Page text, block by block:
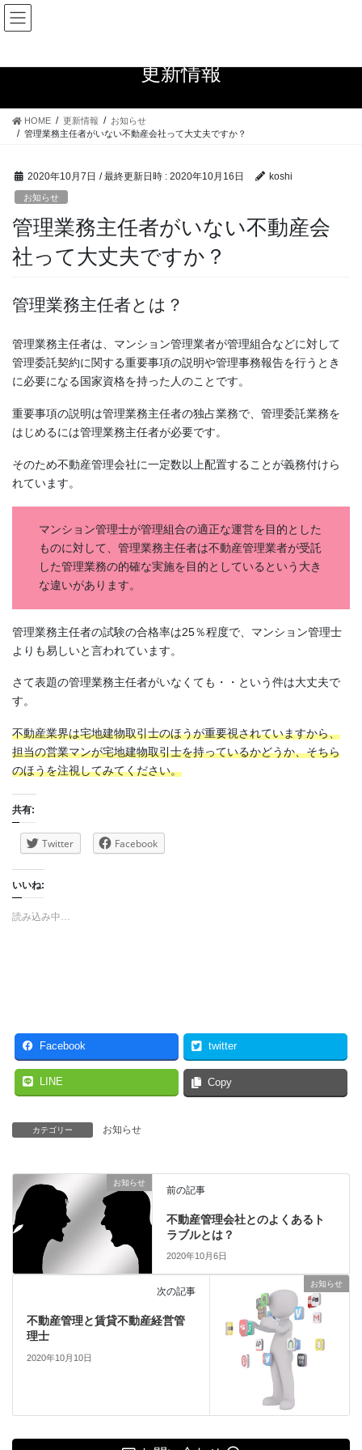
コ
ン
ス
ナ
ビ
ン
更新情報
HOME 更新情報
お知らせ
管理業務主任者がいない不動産会社って大丈夫ですか？
2020年10月7日 / 最終更新日時 : 2020年10月16日 koshi
お知らせ
管理業務主任者がいない不動産会
社って大丈夫ですか？
管理業務主任者とは？
管理業務主任者は、マンション管理業者が管理組合などに対して
管理委託契約に関する重要事項の説明や管理事務報告を行うとき
に必要になる国家資格を持った人のことです。
重要事項の説明は管理業務主任者の独占業務で、管理委託業務を
はじめるには管理業務主任者が必要です。
そのため不動産管理会社に一定数以上配置することが義務付けら
れています。
マンション管理士が管理組合の適正な運営を目的とした
ものに対して、管理業務主任者は不動産管理業者が受託
した管理業務の的確な実施を目的としているという大き
な違いがあります。
管理業務主任者の試験の合格率は25％程度で、マンション管理士
よりも易しいと言われています。
さて表題の管理業務主任者がいなくても・・という件は大丈夫で
す。
不動産業界は宅地建物取引士のほうが重要視されていますから、
担当の営業マンが宅地建物取引士を持っているかどうか、そちら
のほうを注視してみてください。
共有:
Twitter Facebook
いいね:
読み込み中…
Facebook twitter
LINE Copy
カテゴリー お知らせ
お知らせ
前の記事
不動産管理会社とのよくあるト
ラブルとは？
2020年10月6日
お知らせ
次の記事
不動産管理と賃貸不動産経営管
理士
2020年10月10日